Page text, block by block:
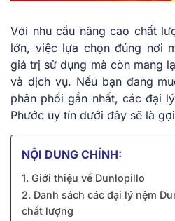
Với nhu cầu nâng cao chất
lớn, việc lựa chọn đúng nơi
giá trị sử dụng mà còn mang
và dịch vụ. Nếu bạn đang
phân phối gần nhất, các đại
Phước uy tín dưới đây sẽ là
NỘI DUNG CHÍNH:
1. Giới thiệu về Dunlopillo
2. Danh sách các đại lý nệm
chất lượng